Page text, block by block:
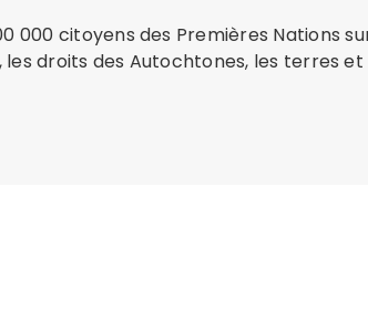
000 citoyens des Premières Nations
droits des Autochtones, les terres et